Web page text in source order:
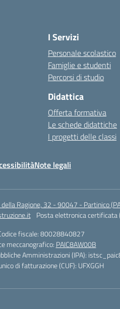
I Servizi
Personale scolastico
Famiglie e studenti
Percorsi di studio
Didattica
Offerta formativa
Le schede didattiche
I progetti delle classi
Note legali
della Ragione, 32 - 90047 - Partinico
Posta elettronica certificata
fiscale: 80028840827
meccanografico: PAIC8AW00B
Amministrazioni (IPA):
di fatturazione (CUF): UFXGGH